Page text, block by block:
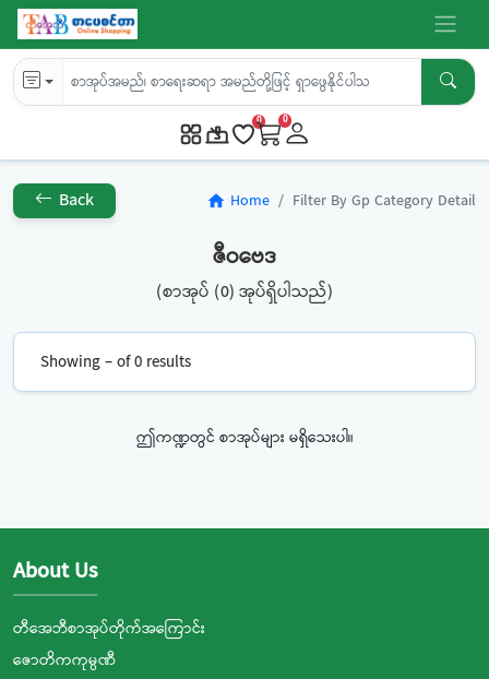
0 0
Back home Home Filter By Gp Category Detail
ဇီဝဗေဒ
(စာအုပ် (0) အုပ်ရှိပါသည်)
Showing – of 0 results
ဤကဏ္ဍတွင် စာအုပ်များ မရှိသေးပါ။
About Us
တီအေဘီစာအုပ်တိုက်အကြောင်း
ဇောတိကကုမ္ပဏီ